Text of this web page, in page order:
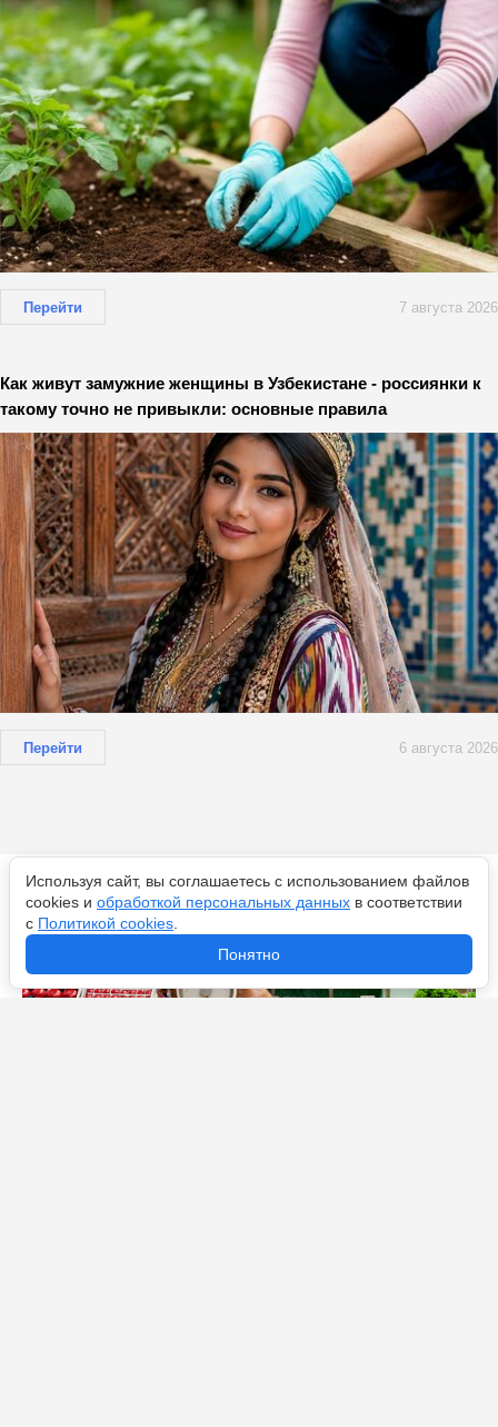
Новости по теме
Перейти 7 августа 2026
Как живут замужние женщины в Узбекистане - россиянки к
такому точно не привыкли: основные правила
Перейти 6 августа 2026
Используя сайт, вы соглашаетесь с использованием файлов
cookies и обработкой персональных данных в соответствии
с Политикой cookies
Понятно